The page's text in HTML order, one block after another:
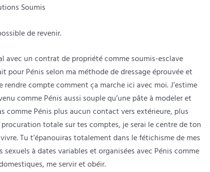
Soumis
de revenir.
avec un contrat de propriété comme soumis-esclave
pour Pénis selon ma méthode de dressage éprouvée et
compte comment ça marche ici avec moi. J’estime
comme Pénis aussi souple qu’une pâte à modeler et
comme Pénis plus aucun contact vers extérieure, plus
totale sur tes comptes, je serai le centre de ton
Tu t’épanouiras totalement dans le fétichisme de mes
à dates variables et organisées avec Pénis comme
me servir et obéir.